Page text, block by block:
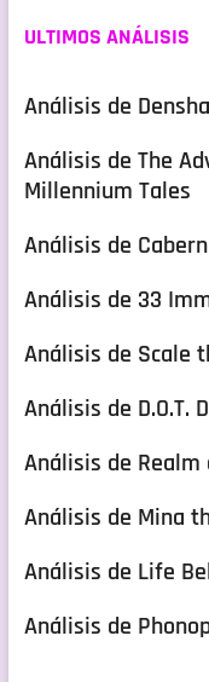
ULTIMOS ANÁLISIS
Análisis de
Análisis de The
Millennium Tales
Análisis de
Análisis de 33
Análisis de Scale
Análisis de D.O.T.
Análisis de Realm
Análisis de Mina
Análisis de Life
Análisis de